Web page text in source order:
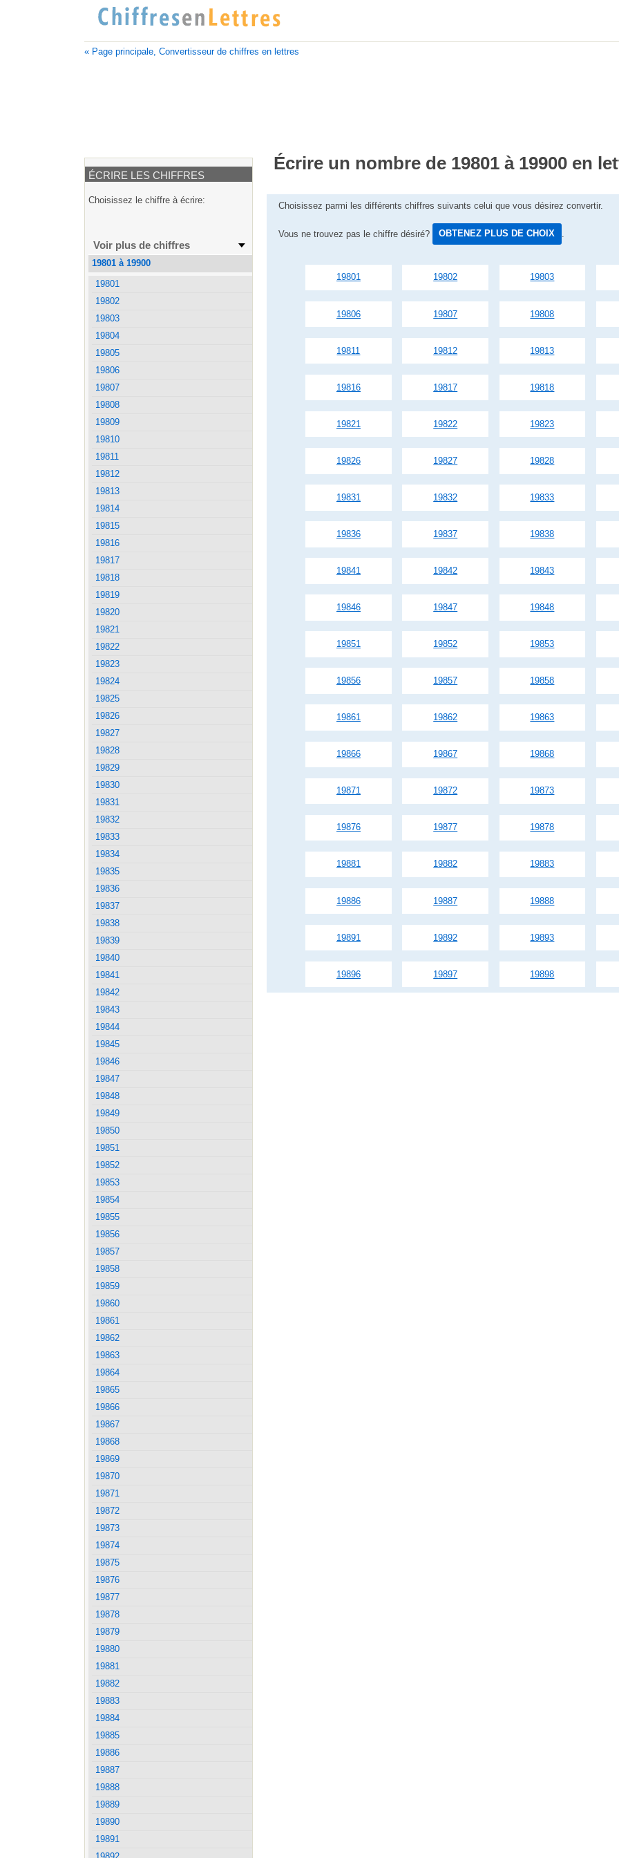
« Page principale, Convertisseur de chiffres en lettres
Écrire un nombre de 19801 à 19900 en
Choisissez parmi les différents chiffres suivants celui que vous désirez convertir.
Vous ne trouvez pas le chiffre désiré? OBTENEZ PLUS DE CHOIX
19801 19802 19803
19806 19807 19808
19811 19812 19813
19816 19817 19818
19821 19822 19823
19826 19827 19828
19831 19832 19833
19836 19837 19838
19841 19842 19843
19846 19847 19848
19851 19852 19853
19856 19857 19858
19861 19862 19863
19866 19867 19868
19871 19872 19873
19876 19877 19878
19881 19882 19883
19886 19887 19888
19891 19892 19893
19896 19897 19898
ÉCRIRE LES CHIFFRES
Choisissez le chiffre à écrire:
Voir plus de chiffres
19801 à 19900
19801
19802
19803
19804
19805
19806
19807
19808
19809
19810
19811
19812
19813
19814
19815
19816
19817
19818
19819
19820
19821
19822
19823
19824
19825
19826
19827
19828
19829
19830
19831
19832
19833
19834
19835
19836
19837
19838
19839
19840
19841
19842
19843
19844
19845
19846
19847
19848
19849
19850
19851
19852
19853
19854
19855
19856
19857
19858
19859
19860
19861
19862
19863
19864
19865
19866
19867
19868
19869
19870
19871
19872
19873
19874
19875
19876
19877
19878
19879
19880
19881
19882
19883
19884
19885
19886
19887
19888
19889
19890
19891